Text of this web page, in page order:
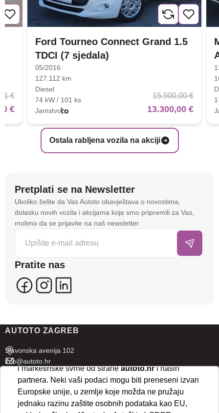
Ostala rabljena vozila na akciji
€
€
Ford Tourneo Connect Grand 1.5
TDCI (7 sjedala)
05/2016
127.112 km
Diesel
74 kW / 101 ks
Jamstvo
15.900,00 €
13.300,00 €
Pretplati se na Newsletter
Ukoliko želite da Vas Autoto obavještava o novostima,
dolasku novih vozila i akcijama koje smo pripremili za Vas,
molimo da se prijavite na naš newsletter.
Pratite nas
AUTOTO ZAGREB
Slavonska avenija 102
info@autoto.hr
Pon - Pet 07:30-18:00
Sub 08:00-13:00
AUTOTO SPLIT
Na stranici
tehnologije kako bismo spremali i pristupali
informacijama na vašem uređaju. To nam omogućuje
da poboljšamo funkcionalnost stranice, analiziramo
posjećenost te prikazujemo personalizirane oglase i
sadržaje koji bi vas mogli zanimati. U tu svrhu mogu
se kreirati korisnički profili koji povezuju podatke s
više uređaja i web lokacija. Naši partneri također
koriste ove tehnologije.
ispravno funkcioniranje stranice. Odabirom
kolačića na vaš uređaj i njihovu obradu za analitičke
i marketinške svrhe od straneautoto.hri naših
partnera. Neki vaši podaci mogu biti preneseni izvan
Europske unije, u zemlje koje možda ne pružaju
jednaku razinu zaštite osobnih podataka kao EU,